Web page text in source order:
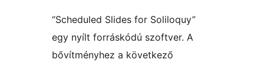
“Scheduled Slides for Soliloquy”
egy nyílt forráskódú szoftver. A
bővítményhez a következő